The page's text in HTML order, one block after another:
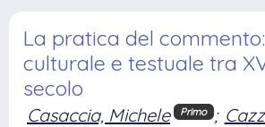
La pratica del
culturale e testuale tra
secolo
Casaccia, Michele Primo ;